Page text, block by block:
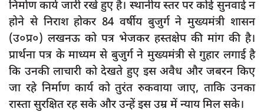
निर्माण कार्य जारी रखे हुए है। स्थानीय स्तर पर कोई सुनवाई न
होने से निराश होकर 84 वर्षीय बुजुर्ग ने मुख्यमंत्री शासन
(उ०प्र०) लखनऊ को पत्र भेजकर हस्तक्षेप की मांग की है।
प्रार्थना पत्र के माध्यम से बुजुर्ग ने मुख्यमंत्री से गुहार लगाई है
कि उनकी लाचारी को देखते हुए इस अवैध और जबरन किए
जा रहे निर्माण कार्य को तुरंत रुकवाया जाए, ताकि उनका
रास्ता सुरक्षित रह सके और उन्हें इस उम्र में न्याय मिल सके।